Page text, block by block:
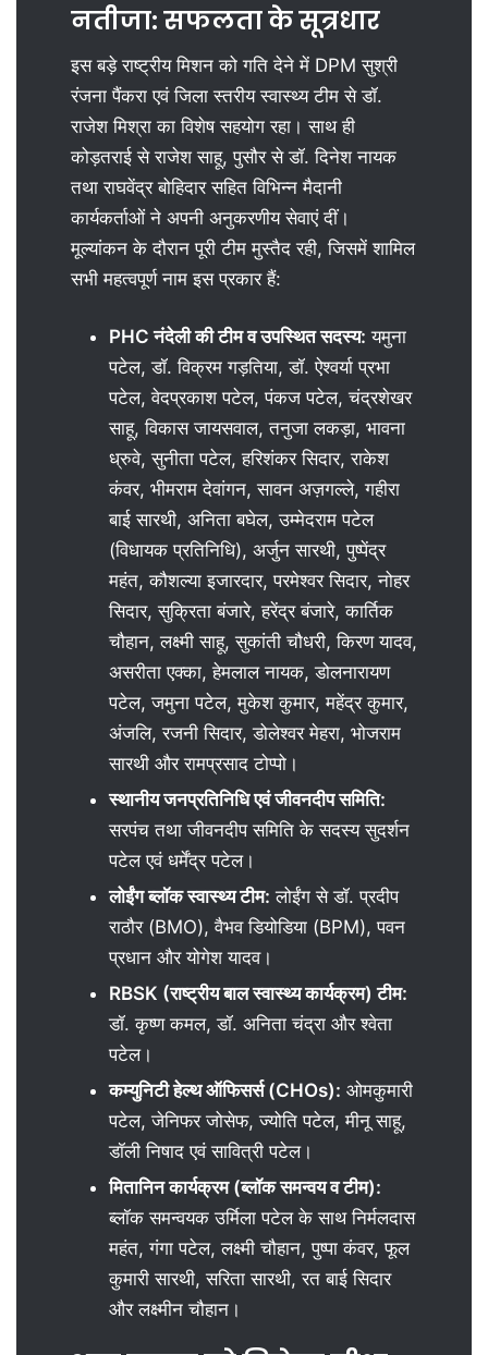
नतीजा: सफलता के सूत्रधार
इस बड़े राष्ट्रीय मिशन को गति देने में DPM सुश्री
रंजना पैंकरा एवं जिला स्तरीय स्वास्थ्य टीम से डॉ.
राजेश मिश्रा का विशेष सहयोग रहा। साथ ही
कोड़तराई से राजेश साहू, पुसौर से डॉ. दिनेश नायक
तथा राघवेंद्र बोहिदार सहित विभिन्न मैदानी
कार्यकर्ताओं ने अपनी अनुकरणीय सेवाएं दीं।
मूल्यांकन के दौरान पूरी टीम मुस्तैद रही, जिसमें शामिल
सभी महत्वपूर्ण नाम इस प्रकार हैं:
PHC नंदेली की टीम व उपस्थित सदस्य: यमुना
पटेल, डॉ. विक्रम गड़तिया, डॉ. ऐश्वर्या प्रभा
पटेल, वेदप्रकाश पटेल, पंकज पटेल, चंद्रशेखर
साहू, विकास जायसवाल, तनुजा लकड़ा, भावना
ध्रुवे, सुनीता पटेल, हरिशंकर सिदार, राकेश
कंवर, भीमराम देवांगन, सावन अज़गल्ले, गहीरा
बाई सारथी, अनिता बघेल, उम्मेदराम पटेल
(विधायक प्रतिनिधि), अर्जुन सारथी, पुष्पेंद्र
महंत, कौशल्या इजारदार, परमेश्वर सिदार, नोहर
सिदार, सुक्रिता बंजारे, हरेंद्र बंजारे, कार्तिक
चौहान, लक्ष्मी साहू, सुकांती चौधरी, किरण यादव,
असरीता एक्का, हेमलाल नायक, डोलनारायण
पटेल, जमुना पटेल, मुकेश कुमार, महेंद्र कुमार,
अंजलि, रजनी सिदार, डोलेश्वर मेहरा, भोजराम
सारथी और रामप्रसाद टोप्पो।
स्थानीय जनप्रतिनिधि एवं जीवनदीप समिति:
सरपंच तथा जीवनदीप समिति के सदस्य सुदर्शन
पटेल एवं धर्मेंद्र पटेल।
लोईंग ब्लॉक स्वास्थ्य टीम: लोईंग से डॉ. प्रदीप
राठौर (BMO), वैभव डियोडिया (BPM), पवन
प्रधान और योगेश यादव।
RBSK (राष्ट्रीय बाल स्वास्थ्य कार्यक्रम) टीम:
डॉ. कृष्ण कमल, डॉ. अनिता चंद्रा और श्वेता
पटेल।
कम्युनिटी हेल्थ ऑफिसर्स (CHOs): ओमकुमारी
पटेल, जेनिफर जोसेफ, ज्योति पटेल, मीनू साहू,
डॉली निषाद एवं सावित्री पटेल।
मितानिन कार्यक्रम (ब्लॉक समन्वय व टीम):
ब्लॉक समन्वयक उर्मिला पटेल के साथ निर्मलदास
महंत, गंगा पटेल, लक्ष्मी चौहान, पुष्पा कंवर, फूल
कुमारी सारथी, सरिता सारथी, रत बाई सिदार
और लक्ष्मीन चौहान।